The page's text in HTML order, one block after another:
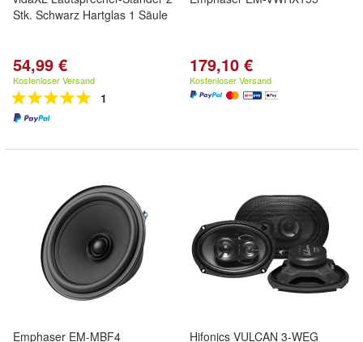
Stk. Schwarz Hartglas 1 Säule
54,99 €
Kostenloser Versand
1
179,10 €
Kostenloser Versand
Emphaser EM-MBF4
Hifonics VULCAN 3-WEG